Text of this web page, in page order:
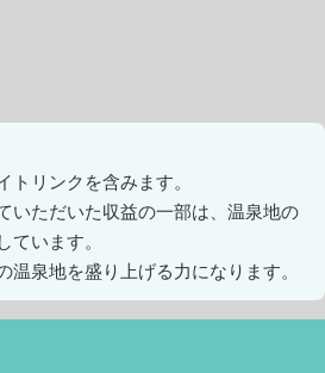
トリンクを含みます。
いただいた収益の一部は、温泉地の
ています。
温泉地を盛り上げる力になります。